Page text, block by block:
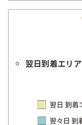
翌日到着エリア